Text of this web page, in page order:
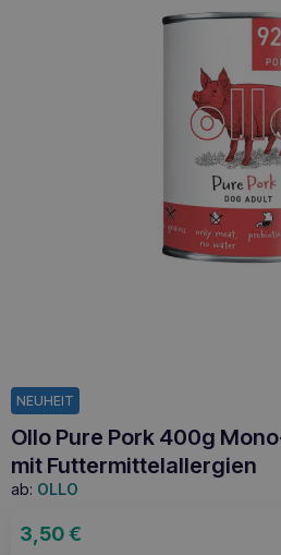
NEUHEIT
Ollo Pure Pork 400g
mit Futtermittelallergien
ab: OLLO
3,50€